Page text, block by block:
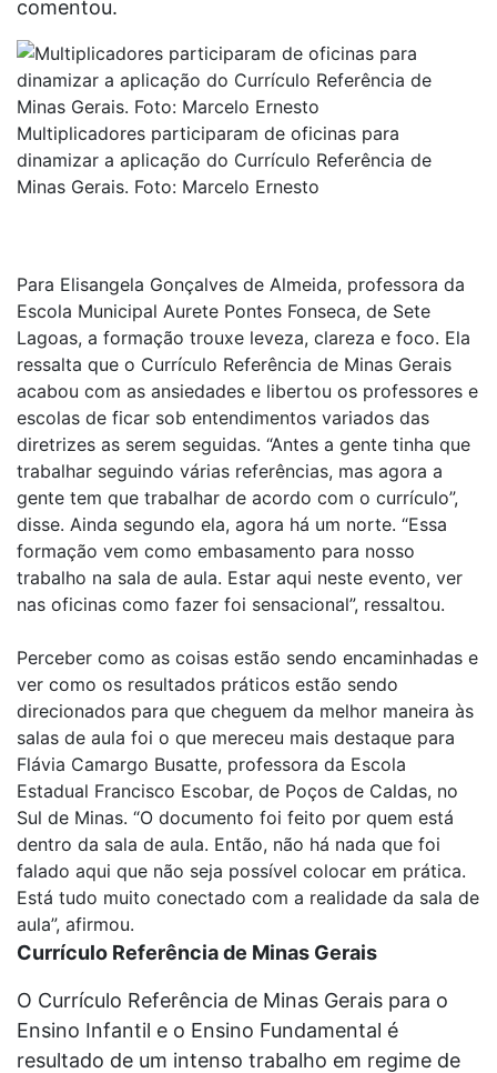
comentou.
Multiplicadores participaram de oficinas para
dinamizar a aplicação do Currículo Referência de
Minas Gerais. Foto: Marcelo Ernesto
Para Elisangela Gonçalves de Almeida, professora da
Escola Municipal Aurete Pontes Fonseca, de Sete
Lagoas, a formação trouxe leveza, clareza e foco. Ela
ressalta que o Currículo Referência de Minas Gerais
acabou com as ansiedades e libertou os professores e
escolas de ficar sob entendimentos variados das
diretrizes as serem seguidas. “Antes a gente tinha que
trabalhar seguindo várias referências, mas agora a
gente tem que trabalhar de acordo com o currículo”,
disse. Ainda segundo ela, agora há um norte. “Essa
formação vem como embasamento para nosso
trabalho na sala de aula. Estar aqui neste evento, ver
nas oficinas como fazer foi sensacional”, ressaltou.
Perceber como as coisas estão sendo encaminhadas e
ver como os resultados práticos estão sendo
direcionados para que cheguem da melhor maneira às
salas de aula foi o que mereceu mais destaque para
Flávia Camargo Busatte, professora da Escola
Estadual Francisco Escobar, de Poços de Caldas, no
Sul de Minas. “O documento foi feito por quem está
dentro da sala de aula. Então, não há nada que foi
falado aqui que não seja possível colocar em prática.
Está tudo muito conectado com a realidade da sala de
aula”, afirmou.
Currículo Referência de Minas Gerais
O Currículo Referência de Minas Gerais para o
Ensino Infantil e o Ensino Fundamental é
resultado de um intenso trabalho em regime de